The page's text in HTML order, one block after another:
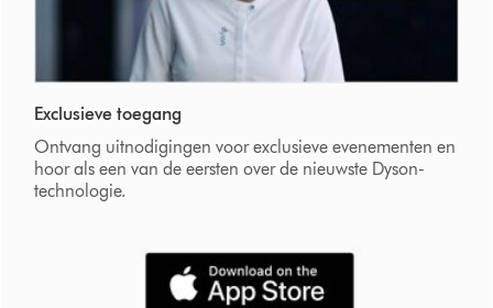
Exclusieve toegang
Ontvang uitnodigingen voor exclusieve evenementen en
hoor als een van de eersten over de nieuwste Dyson-
technologie.